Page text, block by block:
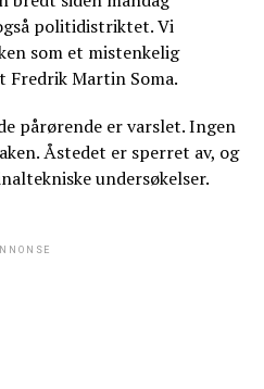
politidistriktet. Vi
som et mistenkelig
Fredrik Martin Soma.
pårørende er varslet. Ingen
Åstedet er sperret av, og
undersøkelser.